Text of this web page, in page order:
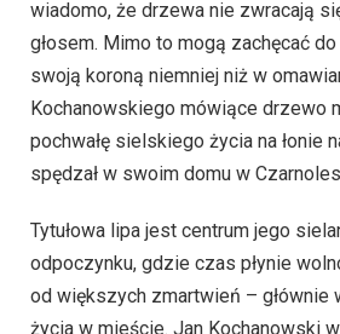
wiadomo, że drzewa nie zwracają
głosem. Mimo to mogą zachęcać
swoją koroną niemniej niż w
Kochanowskiego mówiące drzewo
pochwałę sielskiego życia na łonie
spędzał w swoim domu w
Tytułowa lipa jest centrum jego
odpoczynku, gdzie czas płynie
od większych zmartwień – głównie
życia w mieście. Jan Kochanowski